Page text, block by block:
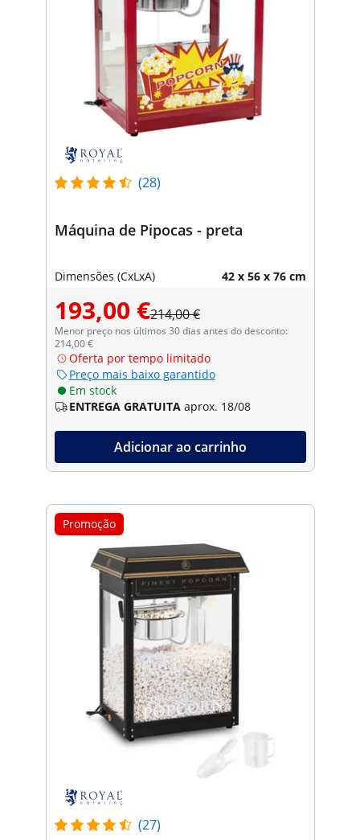
(28)
Máquina de Pipocas - preta
Dimensões (CxLxA) 42 x 56 x 76 cm
193,00 €214,00 €
Menor preço nos últimos 30 dias antes do desconto:
214,00 €
Oferta por tempo limitado
Preço mais baixo garantido
Em stock
ENTREGA GRATUITA aprox. 18/08
Adicionar ao carrinho
Promoção
(27)